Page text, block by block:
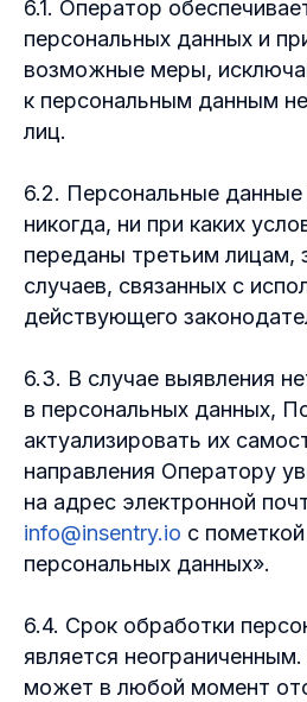
6.1. Оператор
персональных данных и
возможные меры,
к персональным данным
лиц.
6.2. Персональные данные
никогда, ни при каких
переданы третьим лицам,
случаев, связанных с
действующего
6.3. В случае выявления
в персональных данных,
актуализировать их
направления Оператору
на адрес электронной
info@insentry.io с
персональных данных».
6.4. Срок обработки
является
может в любой момент